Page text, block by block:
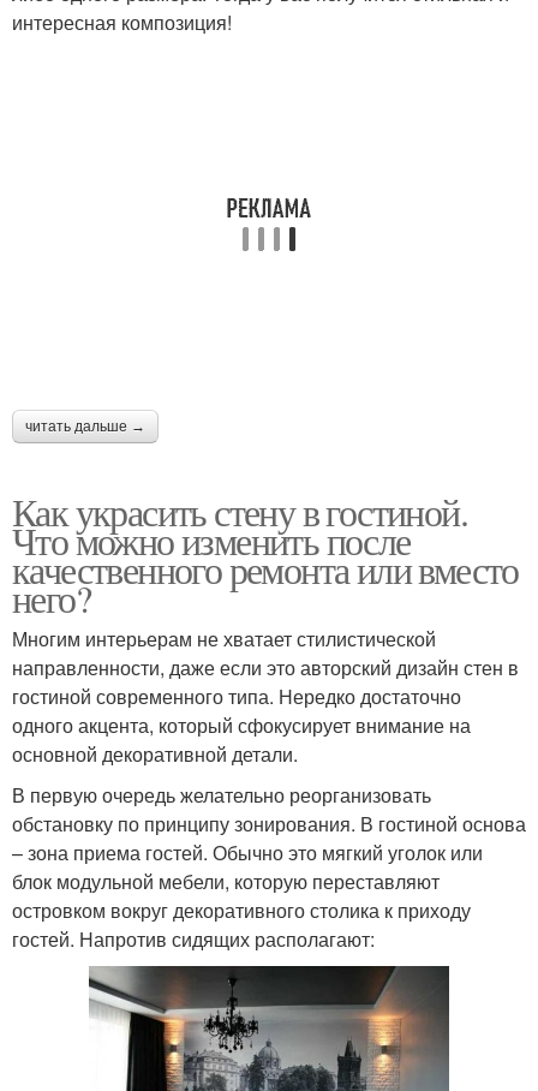
интересная композиция!
читать дальше →
Как украсить стену в гостиной.
Что можно изменить после
качественного ремонта или вместо
него?
Многим интерьерам не хватает стилистической
направленности, даже если это авторский дизайн стен в
гостиной современного типа. Нередко достаточно
одного акцента, который сфокусирует внимание на
основной декоративной детали.
В первую очередь желательно реорганизовать
обстановку по принципу зонирования. В гостиной основа
– зона приема гостей. Обычно это мягкий уголок или
блок модульной мебели, которую переставляют
островком вокруг декоративного столика к приходу
гостей. Напротив сидящих располагают: